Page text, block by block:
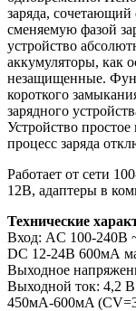
заряда, сочетающий
сменяемую фазой
устройство
аккумуляторы, как
незащищенные.
короткого
зарядного
Устройство
процесс заряда
Работает от сети
12В, адаптеры в
Технические
Вход: AC 100-240В
DC 12-24В 600мА
Выходное
Выходной ток: 4,2
450мA-600мA